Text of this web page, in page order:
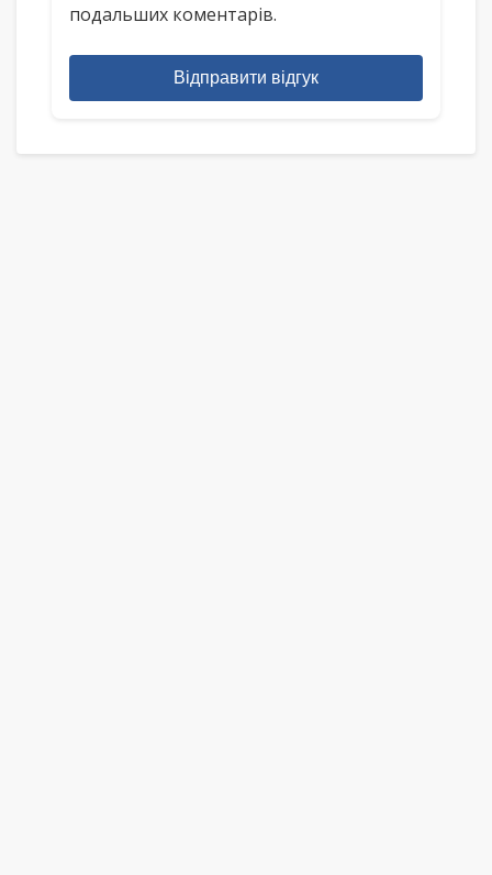
подальших коментарів.
Відправити відгук